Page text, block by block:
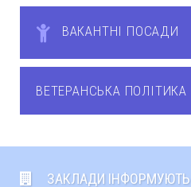
ВАКАНТНІ ПОСАДИ
ВЕТЕРАНСЬКА ПОЛІТИКА
ЗАКЛАДИ ІНФОРМУЮТЬ